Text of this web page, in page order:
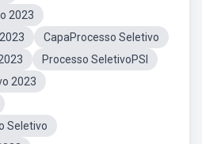
2023
CapaProcesso Seletivo
Processo SeletivoPSI
2023
Seletivo